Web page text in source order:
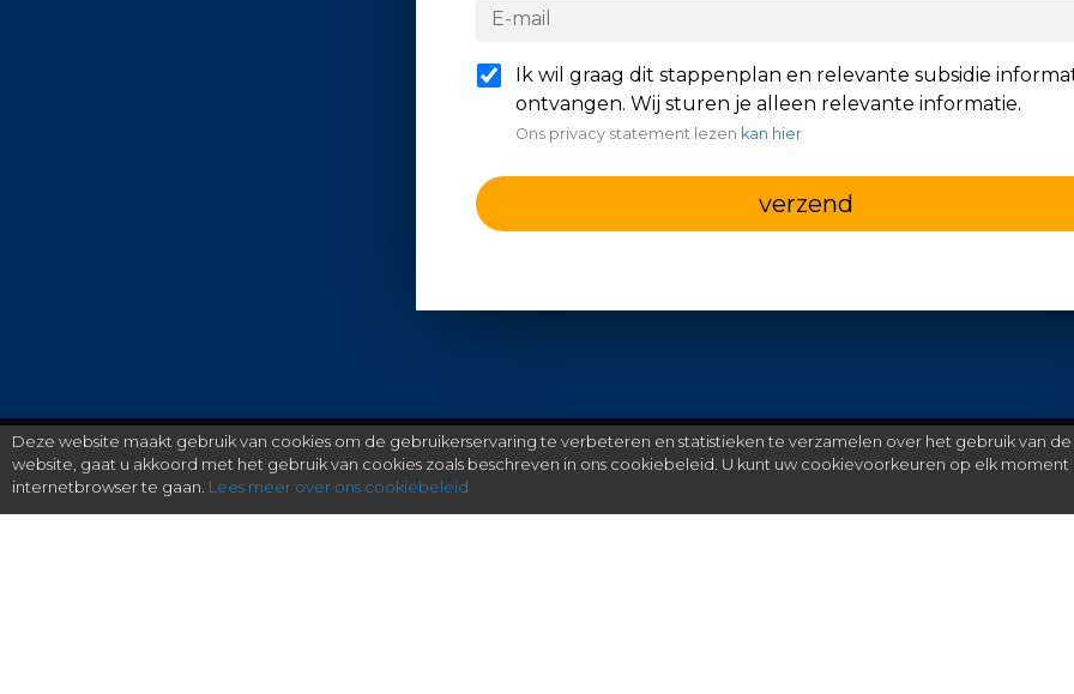
Ik wil graag dit stappenplan en relevante subsidie
ontvangen. Wij sturen je alleen relevante informatie.
Ons privacy statement lezen kan hier
verzend
Deze website maakt gebruik van cookies om de gebruikerservaring te verbeteren en statistieken te verzamelen over het gebruik van
website, gaat u akkoord met het gebruik van cookies zoals beschreven in ons cookiebeleid. U kunt uw cookievoorkeuren op elk
internetbrowser te gaan. Lees meer over ons cookiebeleid